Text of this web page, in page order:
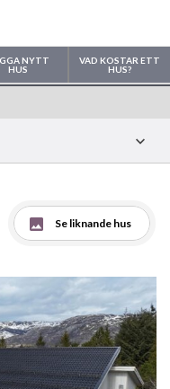
NYTT
HUS
VAD KOSTAR ETT
HUS?
hus?
Se liknande hus